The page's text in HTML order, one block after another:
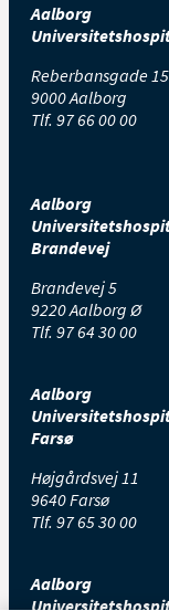
Aalborg
Reberbansgade 15
9000 Aalborg
Tlf. 97 66 00 00
Aalborg
Brandevej
Brandevej 5
9220 Aalborg Ø
Tlf. 97 64 30 00
Aalborg
Farsø
Højgårdsvej 11
9640 Farsø
Tlf. 97 65 30 00
Aalborg